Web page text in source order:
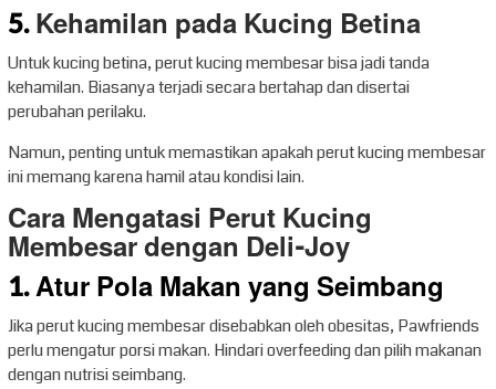
5.Kehamilan pada Kucing Betina
Untuk kucing betina, perut kucing membesar bisa jadi tanda
kehamilan. Biasanya terjadi secara bertahap dan disertai
perubahan perilaku.
Namun, penting untuk memastikan apakah perut kucing membesar
ini memang karena hamil atau kondisi lain.
Cara Mengatasi Perut Kucing
Membesar dengan Deli-Joy
1. Atur Pola Makan yang Seimbang
Jika perut kucing membesar disebabkan oleh obesitas, Pawfriends
perlu mengatur porsi makan. Hindari overfeeding dan pilih makanan
dengan nutrisi seimbang.